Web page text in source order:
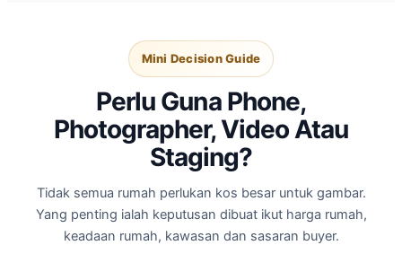
Mini Decision Guide
Perlu Guna Phone,
Photographer, Video Atau
Staging?
Tidak semua rumah perlukan kos besar untuk gambar.
Yang penting ialah keputusan dibuat ikut harga rumah,
keadaan rumah, kawasan dan sasaran buyer.